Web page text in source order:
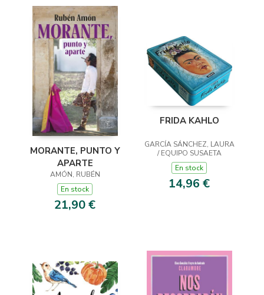
MORANTE, PUNTO Y
APARTE
AMÓN, RUBÉN
En stock
21,90 €
FRIDA KAHLO
GARCÍA SÁNCHEZ, LAURA
/ EQUIPO SUSAETA
En stock
14,96 €